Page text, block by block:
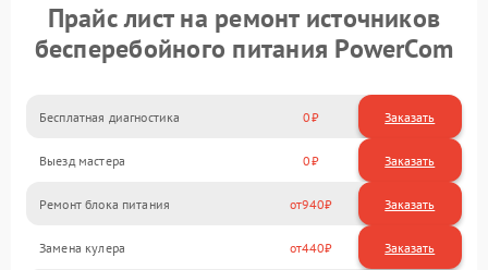
Прайс лист на ремонт источников
бесперебойного питания PowerCom
Бесплатная диагностика 0 Заказать
Выезд мастера 0 Заказать
Ремонт блока питания 940
Замена кулера 440